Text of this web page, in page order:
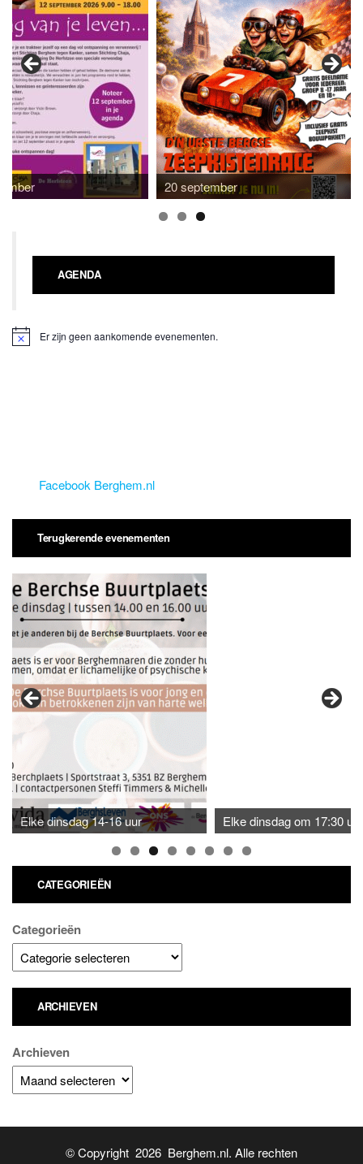
20 september
AGENDA
Er zijn geen aankomende evenementen.
Facebook Berghem.nl
Terugkerende evenementen
Elke dinsdag 14-16 uur Elke dinsdag om 17:30 uur
CATEGORIEËN
Categorieën
ARCHIEVEN
Archieven
© Copyright 2026 Berghem.nl. Alle rechten